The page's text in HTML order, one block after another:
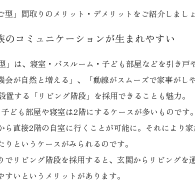
型」間取りのメリット・デメリットをご紹介しましょ
コミュニケーションが生まれやすい
」は、寝室・バスルーム・子ども部屋などを引き
会が自然と増える」、「動線がスムーズで家事がし
置する「リビング階段」を採用できることも魅力。
ども部屋や寝室は2階にするケースが多いもので
ら直接2階の自室に行くことが可能に。それにより
というケースがみられるのです。
でリビング階段を採用すると、玄関からリビング
いというメリットがあります。